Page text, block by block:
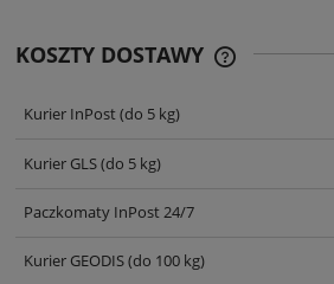
KOSZTY DOSTAWY
Kurier InPost(do 5 kg)
Kurier GLS(do 5 kg)
Paczkomaty InPost 24/7
Kurier GEODIS(do 100 kg)